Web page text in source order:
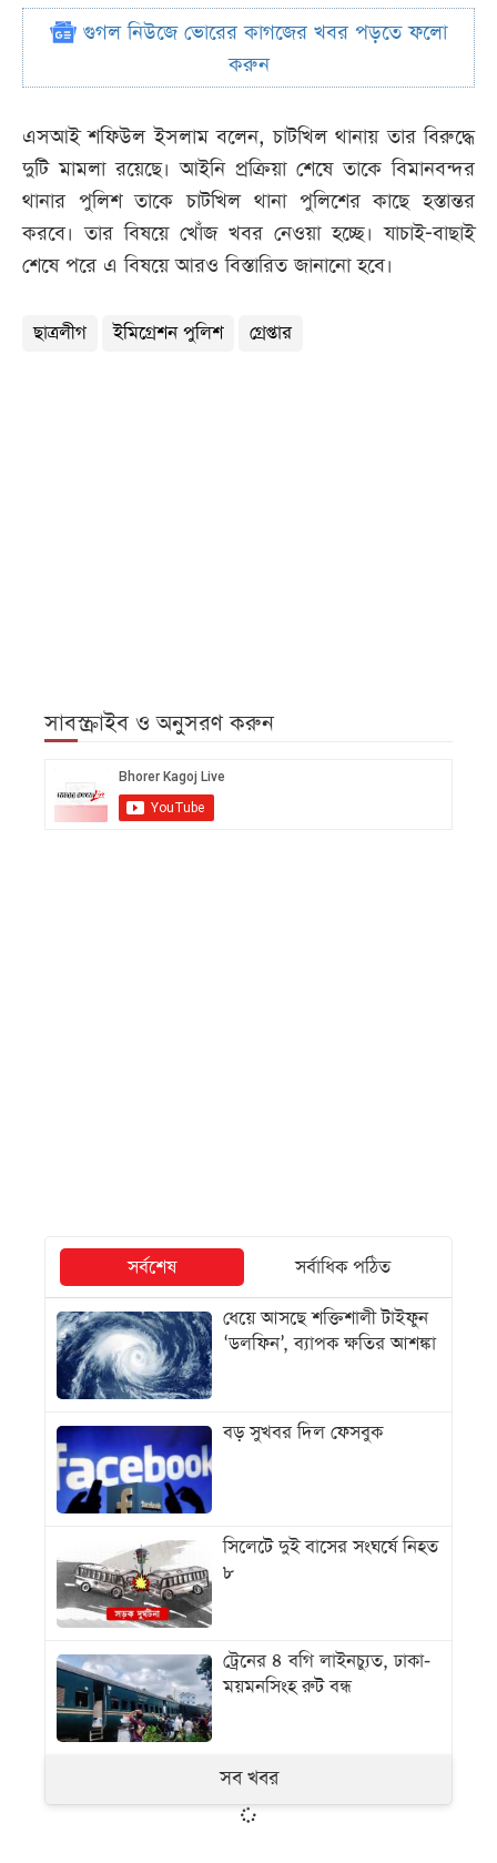
গুগল নিউজে ভোরের কাগজের খবর পড়তে ফলো
করুন
এসআই শফিউল ইসলাম বলেন, চাটখিল থানায় তার বিরুদ্ধে
দুটি মামলা রয়েছে। আইনি প্রক্রিয়া শেষে তাকে বিমানবন্দর
থানার পুলিশ তাকে চাটখিল থানা পুলিশের কাছে হস্তান্তর
করবে। তার বিষয়ে খোঁজ খবর নেওয়া হচ্ছে। যাচাই-বাছাই
শেষে পরে এ বিষয়ে আরও বিস্তারিত জানানো হবে।
ছাত্রলীগ ইমিগ্রেশন পুলিশ গ্রেপ্তার
সাবস্ক্রাইব ও অনুসরণ করুন
সর্বশেষ
সর্বাধিক পঠিত
ধেয়ে আসছে শক্তিশালী টাইফুন
‘ডলফিন’, ব্যাপক ক্ষতির আশঙ্কা
বড় সুখবর দিল ফেসবুক
সিলেটে দুই বাসের সংঘর্ষে নিহত
৮
ট্রেনের ৪ বগি লাইনচ্যুত, ঢাকা-
ময়মনসিংহ রুট বন্ধ
সব খবর